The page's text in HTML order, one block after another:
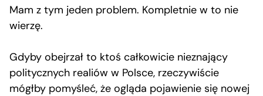
Mam z tym jeden problem. Kompletnie w to nie
wierzę.
Gdyby obejrzał to ktoś całkowicie nieznający
politycznych realiów w Polsce, rzeczywiście
mógłby pomyśleć, że ogląda pojawienie się nowej